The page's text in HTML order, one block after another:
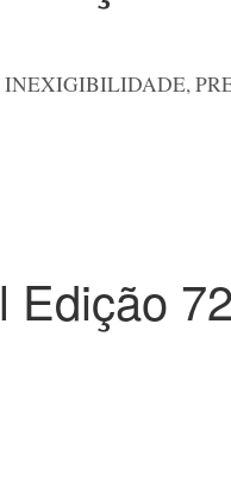
Edição 72